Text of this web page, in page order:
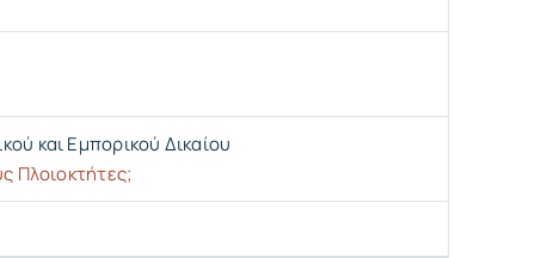
και Εμπορικού Δικαίου
Πλοιοκτήτες;